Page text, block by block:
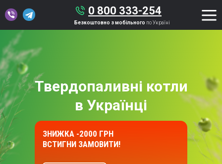
0 800 333-254
Безкоштовно з мобільного по Україні
Твердопаливні котли
в Українці
ЗНИЖКА -2000 ГРН
ВСТИГНИ ЗАМОВИТИ!